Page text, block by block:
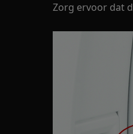
Zorg ervoor dat